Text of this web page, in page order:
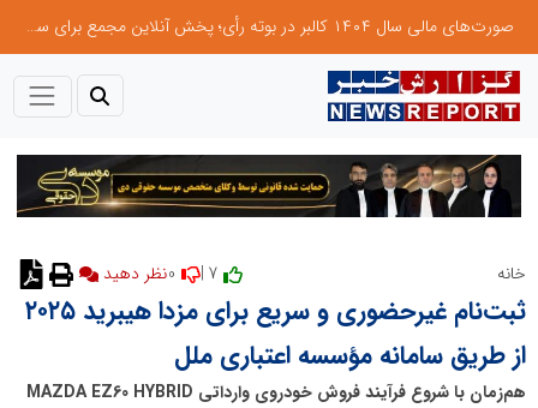
صورت‌های مالی سال ۱۴۰۴ کالبر در بوته رأی؛ پخش آنلاین مجمع برای سهامداران در سراسر کشور
خانه نظر دهید
ثبت‌نام غیرحضوری و سریع برای مزدا هیبرید ۲۰۲۵
از طریق سامانه مؤسسه اعتباری ملل
هم‌زمان با شروع فرآیند فروش خودروی وارداتی MAZDA EZ60 HYBRID